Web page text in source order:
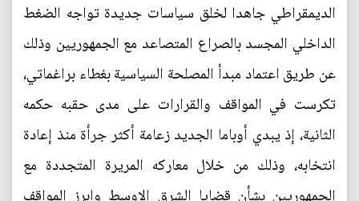
الديمقراطي جاهدا لخلق سياسات جديدة تواجه الضغط
الداخلي المجسد بالصراع المتصاعد مع الجمهوريين وذلك
عن طريق اعتماد مبدأ المصلحة السياسية بغطاء براغماتي،
تكرست في المواقف والقرارات على مدى حقبه حكمه
الثانية، إذ يبدي أوباما الجديد زعامة أكثر جرأة منذ إعادة
انتخابه، وذلك من خلال معاركه المريرة المتجددة مع